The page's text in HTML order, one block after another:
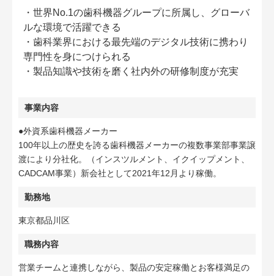
・世界No.1の歯科機器グループに所属し、グローバ
ルな環境で活躍できる
・歯科業界における最先端のデジタル技術に携わり
専門性を身につけられる
・製品知識や技術を磨く社内外の研修制度が充実
事業内容
●外資系歯科機器メーカー
100年以上の歴史を誇る歯科機器メーカーの複数事業部事業譲
渡により分社化。（インスツルメント、イクイップメント、
CADCAM事業）新会社として2021年12月より稼働。
勤務地
東京都品川区
職務内容
営業チームと連携しながら、製品の安定稼働とお客様満足の